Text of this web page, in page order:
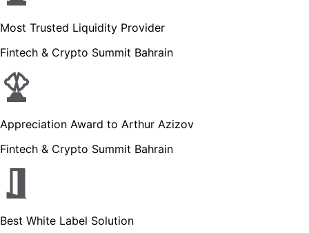
Most Trusted Liquidity Provider
Fintech & Crypto Summit Bahrain
Appreciation Award to Arthur Azizov
Fintech & Crypto Summit Bahrain
Best White Label Solution